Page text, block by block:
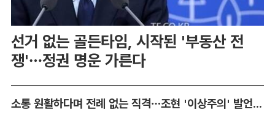
선거 없는 골든타임, 시작된 '부동산 전
쟁'…정권 명운 가른다
소통 원활하다며 전례 없는 직격…조현 '이상주의' 발언 논란